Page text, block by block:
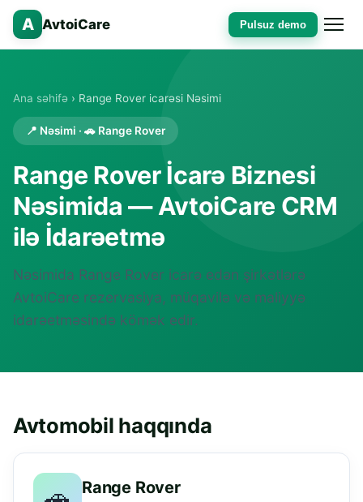
A AvtoiCare Pulsuz demo
Ana səhifə › Range Rover icarəsi Nəsimi
📍 Nəsimi · 🚗 Range Rover
Range Rover İcarə Biznesi
Nəsimida — AvtoiCare CRM
ilə İdarəetmə
Nəsimida Range Rover icarə edən şirkətlərə
AvtoiCare rezervasiya, müqavilə və maliyyə
idarəetməsində kömək edir.
Avtomobil haqqında
Range Rover